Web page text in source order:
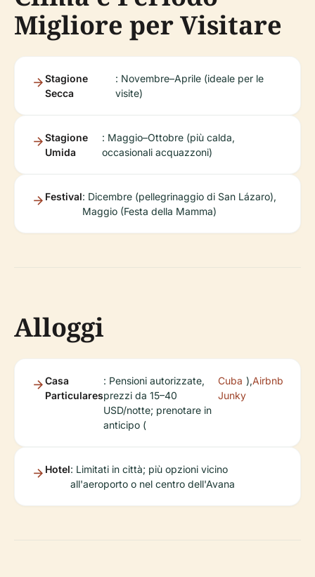
Migliore per Visitare
Stagione
Secca
: Novembre–Aprile (ideale per le
visite)
Stagione
Umida
: Maggio–Ottobre (più calda,
occasionali acquazzoni)
Festival: Dicembre (pellegrinaggio di San Lázaro),
Maggio (Festa della Mamma)
Alloggi
Casa
Particulares
: Pensioni autorizzate,
prezzi da 15–40
USD/notte; prenotare in
anticipo (
Cuba
Junky
),Airbnb
Hotel: Limitati in città; più opzioni vicino
all'aeroporto o nel centro dell'Avana